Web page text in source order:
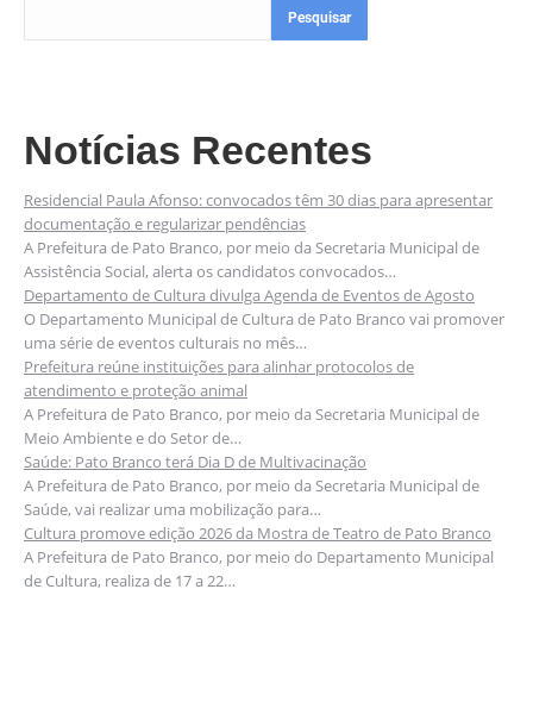
Pesquisar
Notícias Recentes
Residencial Paula Afonso: convocados têm 30 dias para apresentar
documentação e regularizar pendências
A Prefeitura de Pato Branco, por meio da Secretaria Municipal de
Assistência Social, alerta os candidatos convocados…
Departamento de Cultura divulga Agenda de Eventos de Agosto
O Departamento Municipal de Cultura de Pato Branco vai promover
uma série de eventos culturais no mês…
Prefeitura reúne instituições para alinhar protocolos de
atendimento e proteção animal
A Prefeitura de Pato Branco, por meio da Secretaria Municipal de
Meio Ambiente e do Setor de…
Saúde: Pato Branco terá Dia D de Multivacinação
A Prefeitura de Pato Branco, por meio da Secretaria Municipal de
Saúde, vai realizar uma mobilização para…
Cultura promove edição 2026 da Mostra de Teatro de Pato Branco
A Prefeitura de Pato Branco, por meio do Departamento Municipal
de Cultura, realiza de 17 a 22…